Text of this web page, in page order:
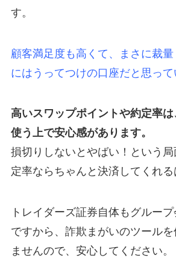
す。
顧客満足度も高くて、まさに裁量
にはうってつけの口座だと思って
高いスワップポイントや約定率
使う上で安心感があります。
損切りしないとやばい！という
定率ならちゃんと決済してくれる
トレイダーズ証券自体もグルー
ですから、詐欺まがいのツールを
ませんので、安心してください。